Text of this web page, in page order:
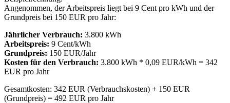
Angenommen, der Arbeitspreis liegt bei 9 Cent pro kWh und der
Grundpreis bei 150 EUR pro Jahr:
Jährlicher Verbrauch: 3.800 kWh
Arbeitspreis: 9 Cent/kWh
Grundpreis: 150 EUR/Jahr
Kosten für den Verbrauch: 3.800 kWh * 0,09 EUR/kWh = 342
EUR pro Jahr
Gesamtkosten: 342 EUR (Verbrauchskosten) + 150 EUR
(Grundpreis) = 492 EUR pro Jahr